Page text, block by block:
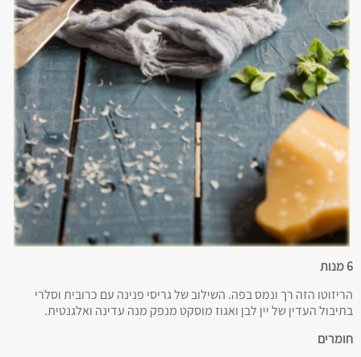
6 מנות
הריזוטו הזה רך ונמס בפה. השילוב של גריסי פנינה עם כרובית וסלרי
בתיבול העדין של יין לבן ואגוז מוסקט מנפק מנה עדינה ואלגנטית.
חומרים